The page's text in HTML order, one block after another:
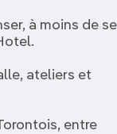
à moins de se
ateliers et
entre